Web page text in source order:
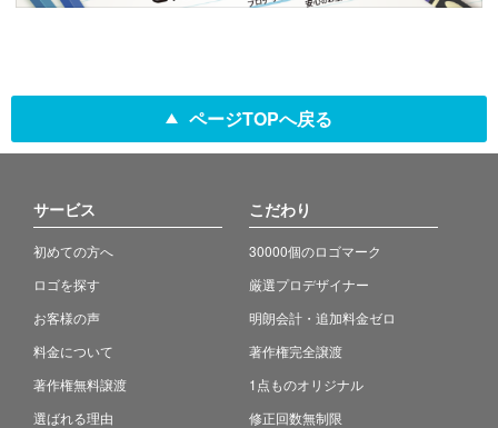
ページTOPへ戻る
サービス
初めての方へ
ロゴを探す
お客様の声
料金について
著作権無料譲渡
選ばれる理由
こだわり
30000個のロゴマーク
厳選プロデザイナー
明朗会計・追加料金ゼロ
著作権完全譲渡
1点ものオリジナル
修正回数無制限